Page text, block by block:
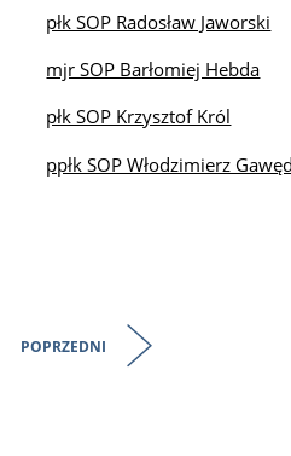
płk SOP Radosław Jaworski
mjr SOP Barłomiej Hebda
płk SOP Krzysztof Król
ppłk SOP Włodzimierz
POPRZEDNI